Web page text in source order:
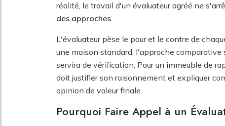
réalité, le travail d'un évaluateur agréé ne
des approches.
L'évaluateur pèse le pour et le contre de
une maison standard, l'approche
servira de vérification. Pour un immeuble de
doit justifier son raisonnement et expliquer
opinion de valeur finale.
Pourquoi Faire Appel à un